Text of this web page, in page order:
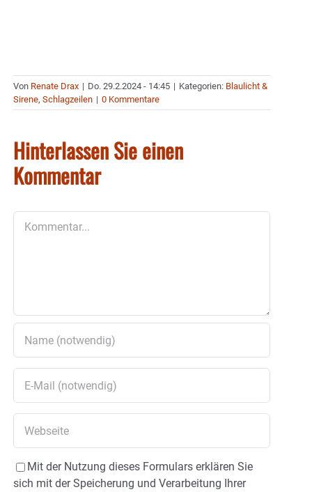
Von Renate Drax | Do. 29.2.2024 - 14:45 | Kategorien: Blaulicht &
Sirene, Schlagzeilen | 0 Kommentare
Hinterlassen Sie einen
Kommentar
Mit der Nutzung dieses Formulars erklären Sie
sich mit der Speicherung und Verarbeitung Ihrer